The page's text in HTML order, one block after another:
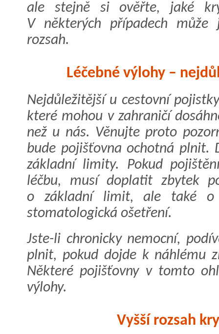
ale stejně si ověřte, jaké
V některých případech
rozsah.
Léčebné výlohy –
Nejdůležitější u cestovní
které mohou v zahraničí
než u nás. Věnujte proto
bude pojišťovna ochotná plnit.
základní limity. Pokud
léčbu, musí doplatit zbytek
o základní limit, ale také
stomatologická ošetření.
Jste-li chronicky nemocní,
plnit, pokud dojde k náhlému
Některé pojišťovny v tomto
výlohy.
Vyšší rozsah